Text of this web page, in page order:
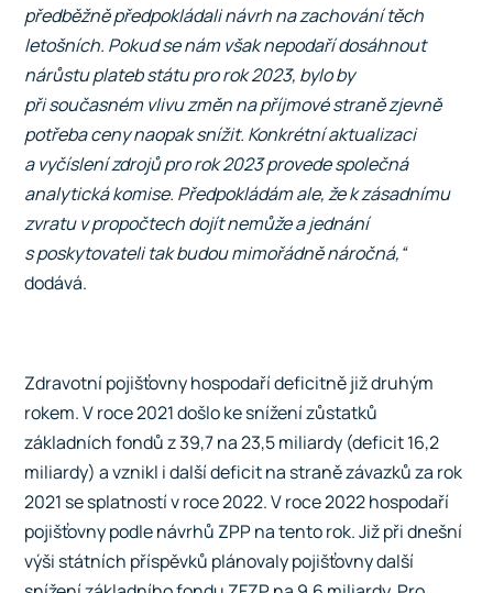
předběžně předpokládali návrh na zachování těch
letošních. Pokud se nám však nepodaří dosáhnout
nárůstu plateb státu pro rok 2023, bylo by
při současném vlivu změn na příjmové straně zjevně
potřeba ceny naopak snížit. Konkrétní aktualizaci
a vyčíslení zdrojů pro rok 2023 provede společná
analytická komise. Předpokládám ale, že k zásadnímu
zvratu v propočtech dojít nemůže a jednání
s poskytovateli tak budou mimořádně náročná,“
dodává.
Zdravotní pojišťovny hospodaří deficitně již druhým
rokem. V roce 2021 došlo ke snížení zůstatků
základních fondů z 39,7 na 23,5 miliardy (deficit 16,2
miliardy) a vznikl i další deficit na straně závazků za rok
2021 se splatností v roce 2022. V roce 2022 hospodaří
pojišťovny podle návrhů ZPP na tento rok. Již při dnešní
výši státních příspěvků plánovaly pojišťovny další